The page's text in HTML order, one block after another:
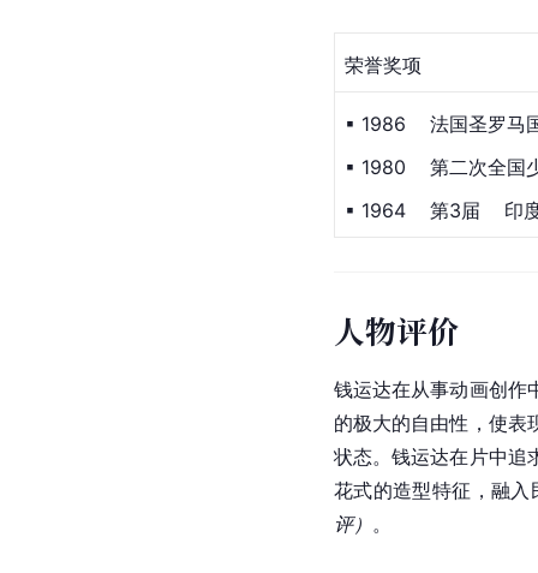
荣誉奖项
▪ 1986    法国圣罗马
▪ 1980    第二次全
▪ 1964    第3届
印
人物评价
钱运达在从事动画创作
的极大的自由性，使表
状态。钱运达在片中追
花式的造型特征，融
评） 。